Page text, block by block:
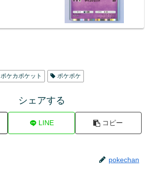
ポケカポケット ポケポケ
シェアする
LINE コピー
pokechan